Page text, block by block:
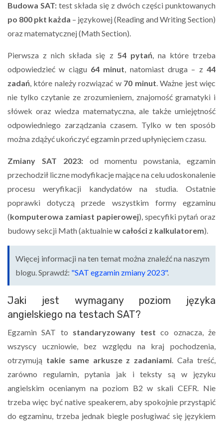
Budowa SAT: test składa się z dwóch części punktowanych
po 800 pkt każda – językowej (Reading and Writing Section)
oraz matematycznej (Math Section).
Pierwsza z nich składa się z 54 pytań, na które trzeba
odpowiedzieć w ciągu 64 minut, natomiast druga – z44
zadań, które należy rozwiązać w 70 minut. Ważne jest więc
nie tylko czytanie ze zrozumieniem, znajomość gramatyki i
słówek oraz wiedza matematyczna, ale także umiejętność
odpowiedniego zarządzania czasem. Tylko w ten sposób
można zdążyć ukończyć egzamin przed upłynięciem czasu.
Zmiany SAT 2023: od momentu powstania, egzamin
przechodził liczne modyfikacje mające na celu udoskonalenie
procesu weryfikacji kandydatów na studia. Ostatnie
poprawki dotyczą przede wszystkim formy egzaminu
(komputerowa zamiast papierowej), specyfiki pytań oraz
budowy sekcji Math (aktualniew całości z kalkulatorem).
Więcej informacji na ten temat można znaleźć na naszym
blogu. Sprawdź: "SAT egzamin zmiany 2023".
Jaki jest wymagany poziom języka
angielskiego na testach SAT?
Egzamin SAT to standaryzowany test co oznacza, że
wszyscy uczniowie, bez względu na kraj pochodzenia,
otrzymują takie same arkusze z zadaniami. Cała treść,
zarówno regulamin, pytania jak i teksty są w języku
angielskim ocenianym na poziom B2 w skali CEFR. Nie
trzeba więc być native speakerem, aby spokojnie przystąpić
do egzaminu, trzeba jednak biegle posługiwać się językiem